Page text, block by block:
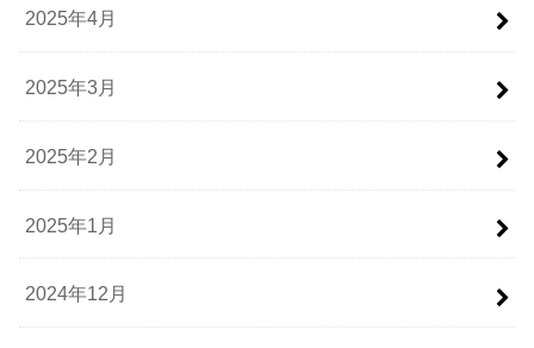
2025年4月
2025年3月
2025年2月
2025年1月
2024年12月